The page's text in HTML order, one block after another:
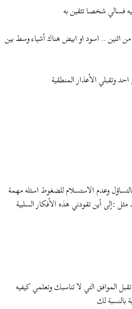
فسالي شخصا تثقين به
.. اسود او ابيض هناك أشياء وسط بين
وتقبلي الأعذار المنطقية
وعدم الاستسلام للضغوط اسئله مهمة
أين تقودني هذه الأفكار السلبية
الموافق التي لا تناسبك وتعلمي كيفيه
بالنسبة لك